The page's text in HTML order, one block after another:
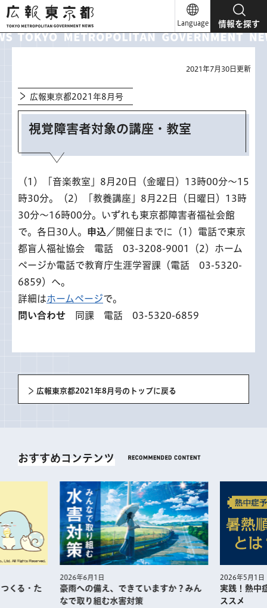
広報東京都
Language 情報を探す
2021年7月30日更新
広報東京都2021年8月号
視覚障害者対象の講座・教室
（1）「音楽教室」8月20日（金曜日）13時00分～15
時30分。（2）「教養講座」8月22日（日曜日）13時
30分～16時00分。いずれも東京都障害者福祉会館
で。各日30人。
申込 ／開催日までに（1）電話で東京
都盲人福祉協会 電話 03-3208-9001（2）ホーム
ページか電話で教育庁生涯学習課（電話 03-5320-
6859）へ。
詳細はホームページで。
問い合わせ 同課 電話 03-5320-6859
広報東京都2021年8月号のトップに戻る
おすすめコンテンツ
くる・た
2026年6月1日
豪雨への備え、できていますか？みん
なで取り組む水害対策
2026年5月1日
実践！熱中
ススメ